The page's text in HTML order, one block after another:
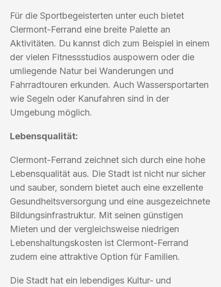
Für die Sportbegeisterten unter euch bietet
Clermont-Ferrand eine breite Palette an
Aktivitäten. Du kannst dich zum Beispiel in einem
der vielen Fitnessstudios auspowern oder die
umliegende Natur bei Wanderungen und
Fahrradtouren erkunden. Auch Wassersportarten
wie Segeln oder Kanufahren sind in der
Umgebung möglich.
Lebensqualität:
Clermont-Ferrand zeichnet sich durch eine hohe
Lebensqualität aus. Die Stadt ist nicht nur sicher
und sauber, sondern bietet auch eine exzellente
Gesundheitsversorgung und eine ausgezeichnete
Bildungsinfrastruktur. Mit seinen günstigen
Mieten und der vergleichsweise niedrigen
Lebenshaltungskosten ist Clermont-Ferrand
zudem eine attraktive Option für Familien.
Die Stadt hat ein lebendiges Kultur- und